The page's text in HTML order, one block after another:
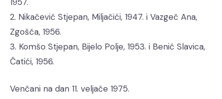
2. Nikačević Stjepan, Miljačići, 1947. i Vazgeč Ana,
Zgošća, 1956.
3. Komšo Stjepan, Bijelo Polje, 1953. i Benić Slavica,
Čatići, 1956.
Venčani na dan 11. veljače 1975.